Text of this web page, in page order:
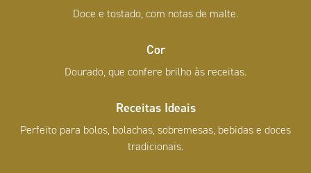
Doce e tostado, com notas de malte.
Cor
Dourado, que confere brilho às receitas.
Receitas Ideais
Perfeito para bolos, bolachas, sobremesas, bebidas e doces
tradicionais.